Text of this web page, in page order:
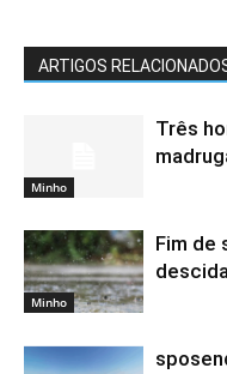
ARTIGOS
Minho
Três
Minho
Fim de